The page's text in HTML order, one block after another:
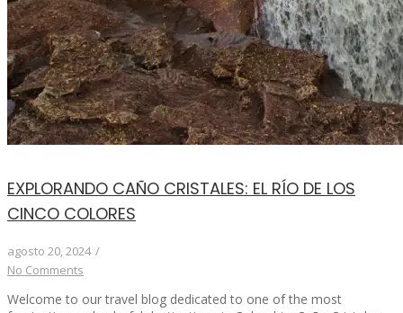
EXPLORANDO CAÑO CRISTALES: EL RÍO DE LOS
CINCO COLORES
agosto 20, 2024 /
No Comments
Welcome to our travel blog dedicated to one of the most